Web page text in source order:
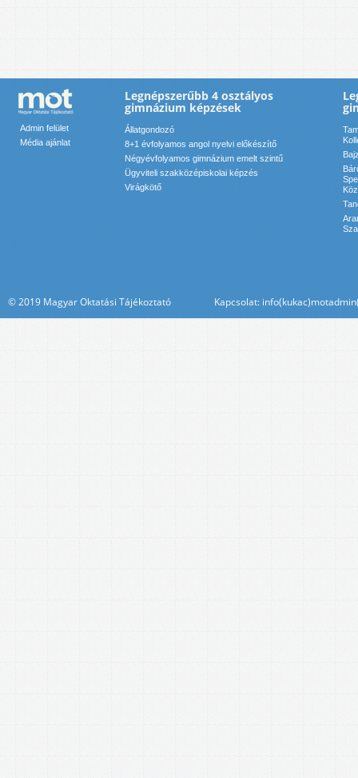
Admin felület
Média ajánlat
Legnépszerűbb 4 osztályos
gimnázium képzések
Állatgondozó
8+1 évfolyamos angol nyelvi előkészítő
Négyévfolyamos gimnázium emelt szintű
Ügyviteli szakközépiskolai képzés
Virágkötő
© 2019 Magyar Oktatási Tájékoztató Kapcsolat: